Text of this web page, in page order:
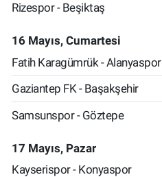
Rizespor - Beşiktaş
16 Mayıs, Cumartesi
Fatih Karagümrük - Alanyaspor
Gaziantep FK - Başakşehir
Samsunspor - Göztepe
17 Mayıs, Pazar
Kayserispor - Konyaspor